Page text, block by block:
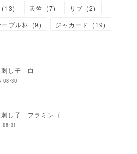
(13) 天竺 (7) リブ (2)
ーブル柄 (9) ジャカード (19)
刺し子 白
08:30
刺し子 フラミンゴ
08:31